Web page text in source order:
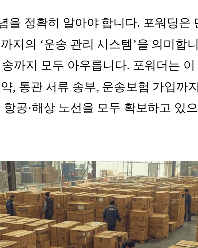
을 정확히 알아야 합니다. 포워딩은
지의 ‘운송 관리 시스템’을 의미합
까지 모두 아우릅니다. 포워더는
, 통관 서류 송부, 운송보험 가입까
공·해상 노선을 모두 확보하고 있